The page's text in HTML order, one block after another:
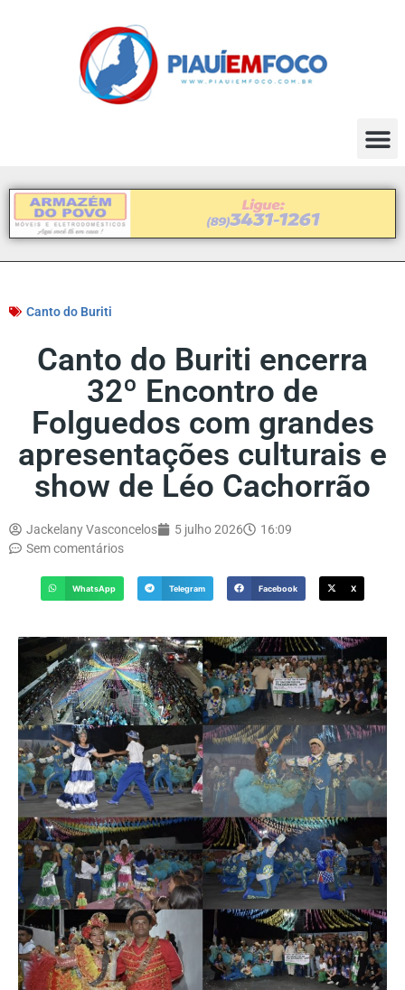
Canto do Buriti
Canto do Buriti encerra
32º Encontro de
Folguedos com grandes
apresentações culturais e
show de Léo Cachorrão
Jackelany Vasconcelos 5 julho 2026
16:09
Sem comentários
WhatsApp Telegram Facebook X